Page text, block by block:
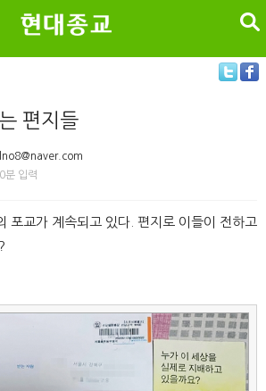
검색
편지들
분 입력
포교가 계속되고 있다. 편지로 이들이 전하고